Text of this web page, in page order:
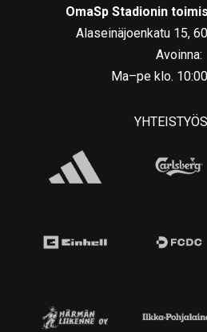
OmaSp Stadionin
Alaseinäjoenkatu 15,
Avoinna:
Ma–pe klo.